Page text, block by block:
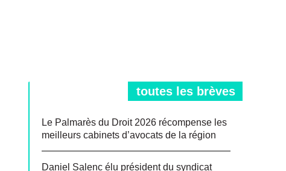
toutes les brèves
Le Palmarès du Droit 2026 récompense les
meilleurs cabinets d’avocats de la région
Daniel Salenc élu président du syndicat